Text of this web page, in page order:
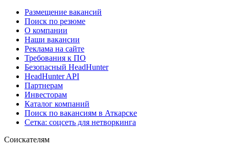
Размещение вакансий
Поиск по резюме
О компании
Наши вакансии
Реклама на сайте
Требования к ПО
Безопасный HeadHunter
HeadHunter API
Партнерам
Инвесторам
Каталог компаний
Поиск по вакансиям в Аткарске
Сетка: соцсеть для нетворкинга
Соискателям